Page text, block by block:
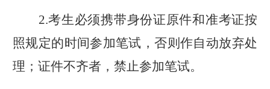
2.考生必须携带身份证原件和准考证按
照规定的时间参加笔试，否则作自动放弃处
理；证件不齐者，禁止参加笔试。